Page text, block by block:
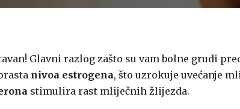
Glavni razlog zašto su vam bolne grudi
nivoa estrogena, što uzrokuje uvećanje
stimulira rast mliječnih žlijezda.